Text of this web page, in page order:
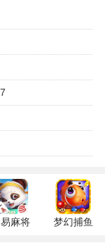
。
池风貌、战场场
体验到逐鹿天
、出手顺序，每
麻将
梦幻捕鱼